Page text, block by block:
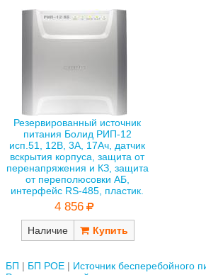
Резервированный источник
питания Болид РИП-12
исп.51, 12В, 3А, 17Ач, датчик
вскрытия корпуса, защита от
перенапряжения и КЗ, защита
от переполюсовки АБ,
интерфейс RS-485, пластик.
4 856
Наличие
БП БП POE
Источник бесперебойного